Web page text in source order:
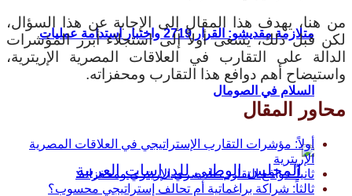
متلازمة مقديشو: القرار 2719 واختبار استدامة عمليات
السلام في الصومال
من هنا، يهدف هذا المقال إلى الإجابة عن هذا السؤال،
لكن قبل ذلك، يسعى أولاً إلى استجلاء أبرز المؤشرات
الدالة على التقارب في العلاقات المصرية الإريترية،
واستيضاح أهم دوافع هذا التقارب ومحفزاته.
محاور المقال
أولاً: مؤشرات التقارب الإستراتيجي في العلاقات المصرية
الإريترية
ثانياً: دوافع التقارب المصري الإريتري ومحفزاته:
ثالثاً: شراكة براغماتية أم تحالف إستراتيجي محسوب؟